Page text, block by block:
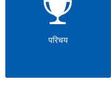
परिचय